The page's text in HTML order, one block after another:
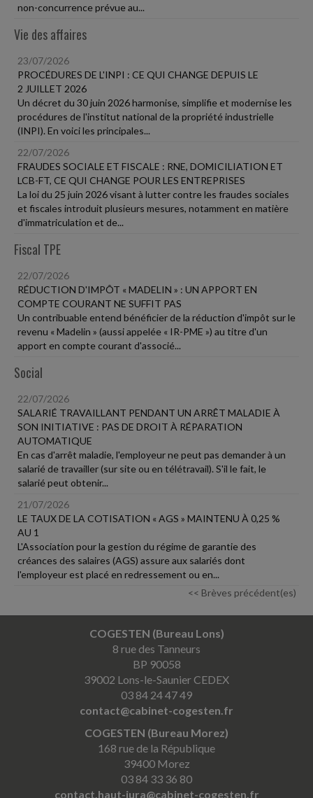
non-concurrence prévue au...
Vie des affaires
23/07/2026
PROCÉDURES DE L'INPI : CE QUI CHANGE DEPUIS LE
2 JUILLET 2026
Un décret du 30 juin 2026 harmonise, simplifie et modernise les
procédures de l'institut national de la propriété industrielle
(INPI). En voici les principales...
22/07/2026
FRAUDES SOCIALE ET FISCALE : RNE, DOMICILIATION ET
LCB-FT, CE QUI CHANGE POUR LES ENTREPRISES
La loi du 25 juin 2026 visant à lutter contre les fraudes sociales
et fiscales introduit plusieurs mesures, notamment en matière
d'immatriculation et de...
Fiscal TPE
22/07/2026
RÉDUCTION D'IMPÔT « MADELIN » : UN APPORT EN
COMPTE COURANT NE SUFFIT PAS
Un contribuable entend bénéficier de la réduction d'impôt sur le
revenu « Madelin » (aussi appelée « IR-PME ») au titre d'un
apport en compte courant d'associé...
Social
22/07/2026
SALARIÉ TRAVAILLANT PENDANT UN ARRÊT MALADIE À
SON INITIATIVE : PAS DE DROIT À RÉPARATION
AUTOMATIQUE
En cas d'arrêt maladie, l'employeur ne peut pas demander à un
salarié de travailler (sur site ou en télétravail). S'il le fait, le
salarié peut obtenir...
21/07/2026
LE TAUX DE LA COTISATION « AGS » MAINTENU À 0,25 %
AU 1
L'Association pour la gestion du régime de garantie des
créances des salaires (AGS) assure aux salariés dont
l'employeur est placé en redressement ou en...
<< Brèves précédent(es)
COGESTEN (Bureau Lons)
8 rue des Tanneurs
BP 90058
39002 Lons-le-Saunier CEDEX
03 84 24 47 49
contact@cabinet-cogesten.fr
COGESTEN (Bureau Morez)
168 rue de la République
39400 Morez
03 84 33 36 80
contact.haut-jura@cabinet-cogesten.fr